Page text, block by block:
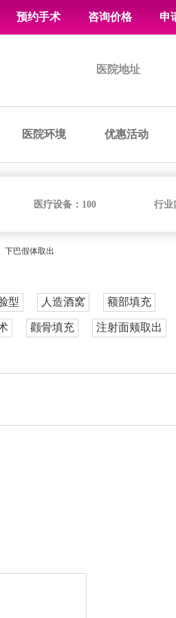
预约手术 咨询价格 申
医院地址
医院环境 优惠活动
医疗设备： 100 行业
下巴假体取出
型 人造酒窝 额部填充
颧骨填充 注射面颊取出